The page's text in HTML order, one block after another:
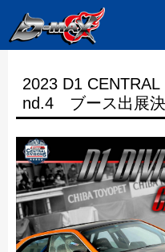
2023 D1
nd.4 ブース出展